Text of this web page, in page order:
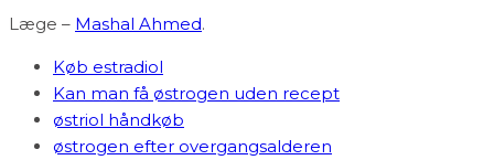
Læge – Mashal Ahmed.
Køb estradiol
Kan man få østrogen uden recept
østriol håndkøb
østrogen efter overgangsalderen